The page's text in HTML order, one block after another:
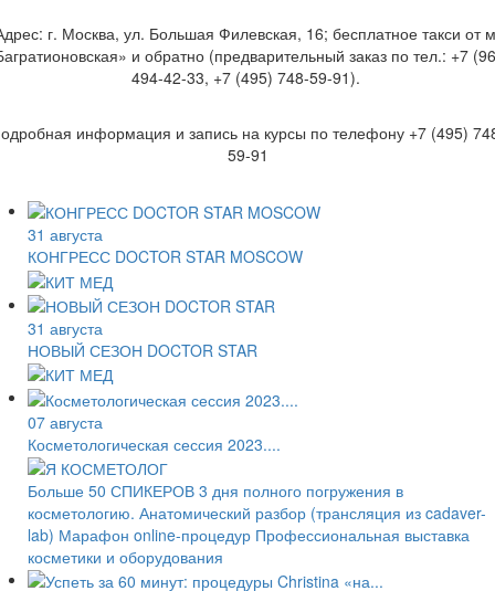
г. Москва, ул. Большая Филевская, 16; бесплатное такси от
и обратно (предварительный заказ по тел.: +7
494-42-33, +7 (495) 748-59-91).
информация и запись на курсы по телефону +7 (495)
59-91
31 августа
КОНГРЕСС DOCTOR STAR MOSCOW
31 августа
НОВЫЙ СЕЗОН DOCTOR STAR
07 августа
Косметологическая сессия 2023....
Больше 50 СПИКЕРОВ 3 дня полного погружения в
косметологию. Анатомический разбор (трансляция из cadaver-
lab) Марафон online-процедур Профессиональная выставка
косметики и оборудования